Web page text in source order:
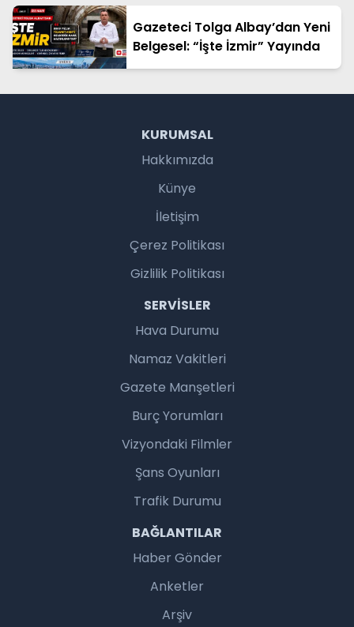
Gazeteci Tolga Albay’dan Yeni
Belgesel: “İşte İzmir” Yayında
KURUMSAL
Hakkımızda
Künye
İletişim
Çerez Politikası
Gizlilik Politikası
SERVISLER
Hava Durumu
Namaz Vakitleri
Gazete Manşetleri
Burç Yorumları
Vizyondaki Filmler
Şans Oyunları
Trafik Durumu
BAĞLANTILAR
Haber Gönder
Anketler
Arşiv